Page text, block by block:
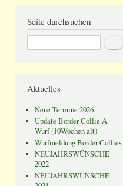
Seite durchsuchen
Suche
Aktuelles
Neue Termine 2026
Update Border Collie A-
Wurf (10Wochen alt)
Wurfmeldung Border Collies
NEUJAHRSWÜNSCHE
2022
NEUJAHRSWÜNSCHE